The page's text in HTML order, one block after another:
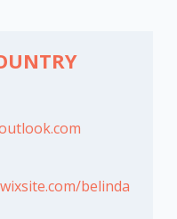
belinda